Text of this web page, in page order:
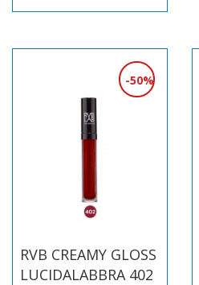
RVB CREAMY GLOSS
LUCIDALABBRA 402
50%